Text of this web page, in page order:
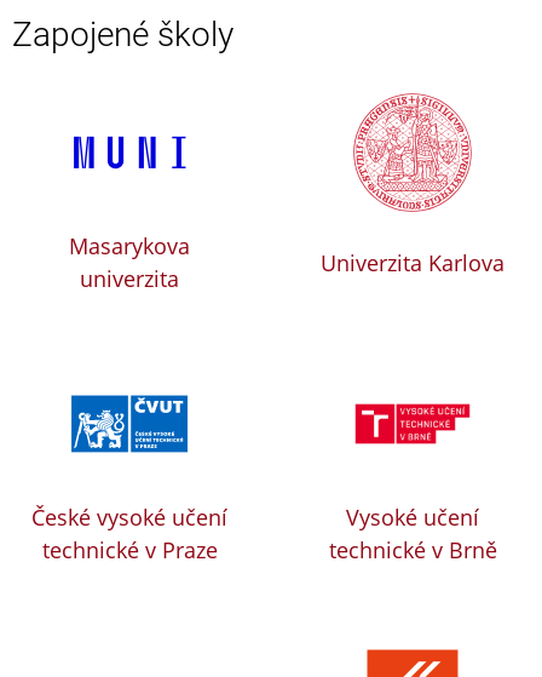
Zapojené školy
Masarykova
univerzita
Univerzita Karlova
České vysoké učení
technické v Praze
Vysoké učení
technické v Brně